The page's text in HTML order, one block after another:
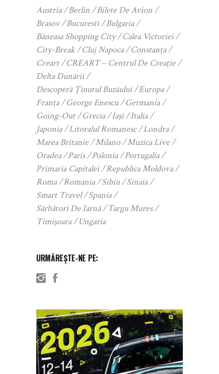
Austria Berlin
Bilete De Avion
Brasov
Bucuresti
Bulgaria
Băneasa Shopping City
Calea Victoriei
City-Break
Cluj Napoca
Constanța
Creart
CREART – Centrul De Creație
Delta Dunării
Descoperă Ținutul Buzăului
Europa
Franța
George Enescu
Germania
Going-Out
Grecia Iași
Italia
Japonia
Litoralul Romanesc
Londra
Marea Britanie
Milano
Muzica Live
Oradea
Paris Polonia
Portugalia
Primaria Capitalei
Republica Moldova
Roma
Romania Sibiu
Sinaia
Smart Travel
Spania
Sărbători De Iarnă
Targu Mures
Timișoara
Ungaria
URMĂREȘTE-NE PE: